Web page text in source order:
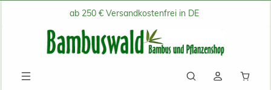
Zum Hauptinhalt springenab 250 € Versandkostenfrei in DE